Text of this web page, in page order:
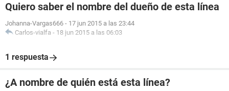
Quiero saber el nombre del dueño de esta línea
Johanna-Vargas666 - 17 jun 2015 a las 23:44
Carlos-vialfa - 18 jun 2015 a las 06:03
1 respuesta
¿A nombre de quién está esta línea?